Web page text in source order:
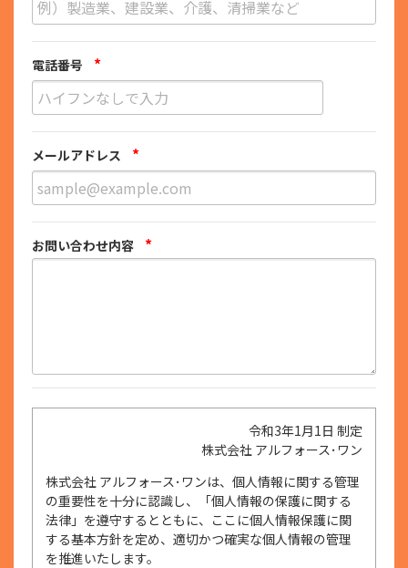
電話番号 *
メールアドレス *
お問い合わせ内容 *
令和3年1月1日 制定
株式会社 アルフォース･ワン
株式会社 アルフォース･ワンは、個人情報に関する管理
の重要性を十分に認識し、「個人情報の保護に関する
法律」を遵守するとともに、ここに個人情報保護に関
する基本方針を定め、適切かつ確実な個人情報の管理
を推進いたします。